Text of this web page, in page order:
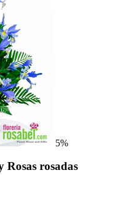
5%
rosadas